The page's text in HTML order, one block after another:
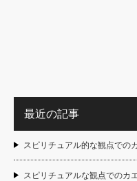
最近の記事
スピリチュアル的な観点での
スピリチュアルな観点でのカ